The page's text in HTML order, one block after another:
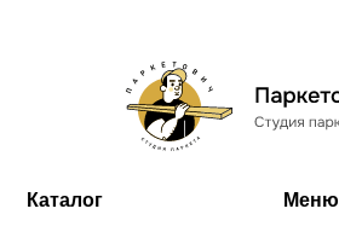
Каталог Меню